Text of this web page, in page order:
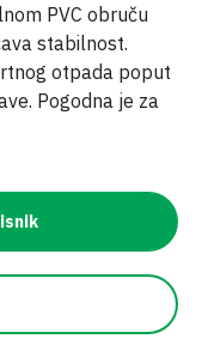
PVC obruču
stabilnost.
otpada poput
Pogodna je za